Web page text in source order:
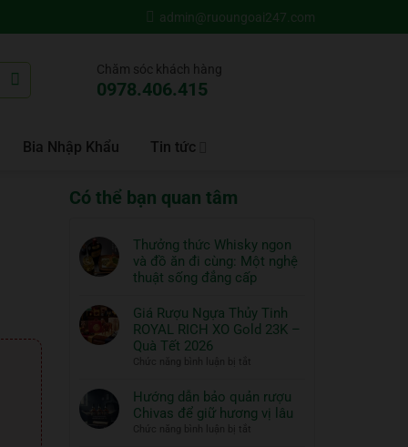
admin@ruoungoai247.com
Chăm sóc khách hàng
0978.406.415
Bia Nhập Khẩu Tin tức
Có thể bạn quan tâm
Thưởng thức Whisky ngon
và đồ ăn đi cùng: Một nghệ
thuật sống đẳng cấp
có
bình
luận
thức
Whisky
ngon
Giá Rượu Ngựa Thủy Tinh
ROYAL RICH XO Gold 23K –
Quà Tết 2026
Chức năng bình luận bị tắt
Rượu
Ngựa
Thủy
Hướng dẫn bảo quản rượu
Chivas để giữ hương vị lâu
Chức năng bình luận bị tắt